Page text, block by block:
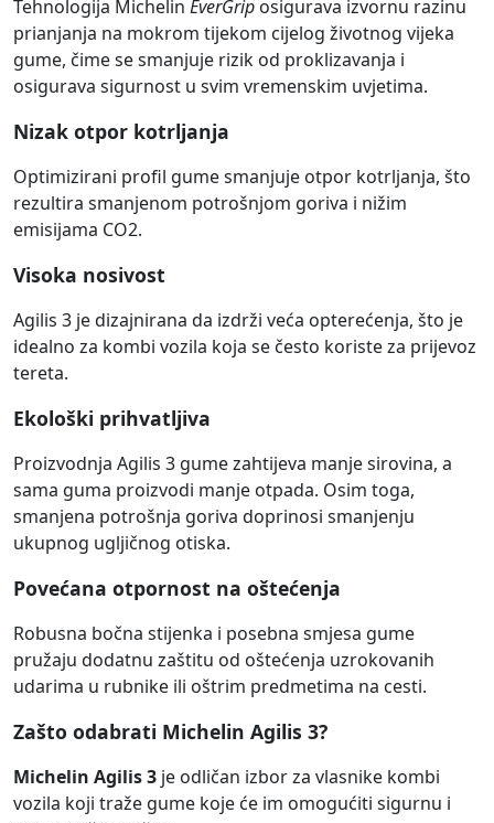
Tehnologija Michelin EverGrip osigurava izvornu razinu
prianjanja na mokrom tijekom cijelog životnog vijeka
gume, čime se smanjuje rizik od proklizavanja i
osigurava sigurnost u svim vremenskim uvjetima.
Nizak otpor kotrljanja
Optimizirani profil gume smanjuje otpor kotrljanja, što
rezultira smanjenom potrošnjom goriva i nižim
emisijama CO2.
Visoka nosivost
Agilis 3 je dizajnirana da izdrži veća opterećenja, što je
idealno za kombi vozila koja se često koriste za prijevoz
tereta.
Ekološki prihvatljiva
Proizvodnja Agilis 3 gume zahtijeva manje sirovina, a
sama guma proizvodi manje otpada. Osim toga,
smanjena potrošnja goriva doprinosi smanjenju
ukupnog ugljičnog otiska.
Povećana otpornost na oštećenja
Robusna bočna stijenka i posebna smjesa gume
pružaju dodatnu zaštitu od oštećenja uzrokovanih
udarima u rubnike ili oštrim predmetima na cesti.
Zašto odabrati Michelin Agilis 3?
Michelin Agilis 3 je odličan izbor za vlasnike kombi
vozila koji traže gume koje će im omogućiti sigurnu i